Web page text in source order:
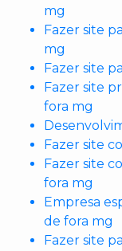
mg
Fazer site
mg
Fazer site
Fazer site
fora mg
Fazer site
Fazer site
fora mg
Empresa
de fora mg
Fazer site